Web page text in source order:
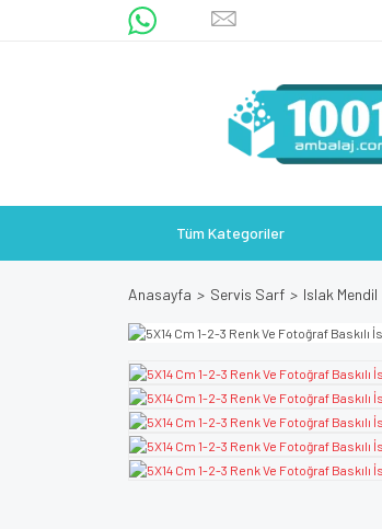
Tüm Kategoriler
Anasayfa Servis Sarf Islak Mendil